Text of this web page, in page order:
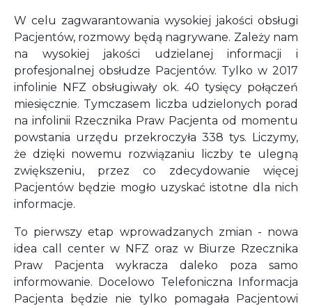
W celu zagwarantowania wysokiej jakości obsługi
Pacjentów, rozmowy będą nagrywane. Zależy nam
na wysokiej jakości udzielanej informacji i
profesjonalnej obsłudze Pacjentów. Tylko w 2017
infolinie NFZ obsługiwały ok. 40 tysięcy połączeń
miesięcznie. Tymczasem liczba udzielonych porad
na infolinii Rzecznika Praw Pacjenta od momentu
powstania urzędu przekroczyła 338 tys. Liczymy,
że dzięki nowemu rozwiązaniu liczby te ulegną
zwiększeniu, przez co zdecydowanie więcej
Pacjentów będzie mogło uzyskać istotne dla nich
informacje.
To pierwszy etap wprowadzanych zmian - nowa
idea call center w NFZ oraz w Biurze Rzecznika
Praw Pacjenta wykracza daleko poza samo
informowanie. Docelowo Telefoniczna Informacja
Pacjenta będzie nie tylko pomagała Pacjentowi